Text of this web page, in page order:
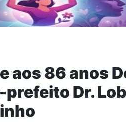
aos 86 anos
prefeito Dr.